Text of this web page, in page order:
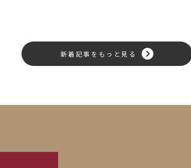
新着記事をもっと見る